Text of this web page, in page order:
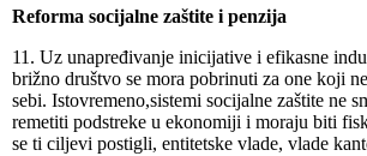
Reforma socijalne zaštite i penzija
11. Uz unapređivanje inicijative i efikasne
brižno društvo se mora pobrinuti za one koji
sebi. Istovremeno,sistemi socijalne zaštite ne
remetiti podstreke u ekonomiji i moraju biti
se ti ciljevi postigli, entitetske vlade, vlade